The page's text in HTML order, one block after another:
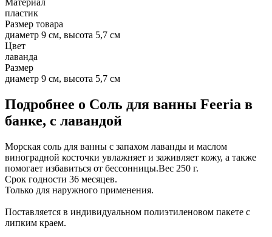
пластик
Размер товара
диаметр 9 см, высота 5,7 см
Цвет
лаванда
Размер
диаметр 9 см, высота 5,7 см
Подробнее о Соль для ванны Feeria в
банке, с лавандой
Морская соль для ванны с запахом лаванды и маслом
виноградной косточки увлажняет и заживляет кожу, а также
помогает избавиться от бессонницы.Вес 250 г.
Срок годности 36 месяцев.
Только для наружного применения.
Поставляется в индивидуальном полиэтиленовом пакете с
липким краем.